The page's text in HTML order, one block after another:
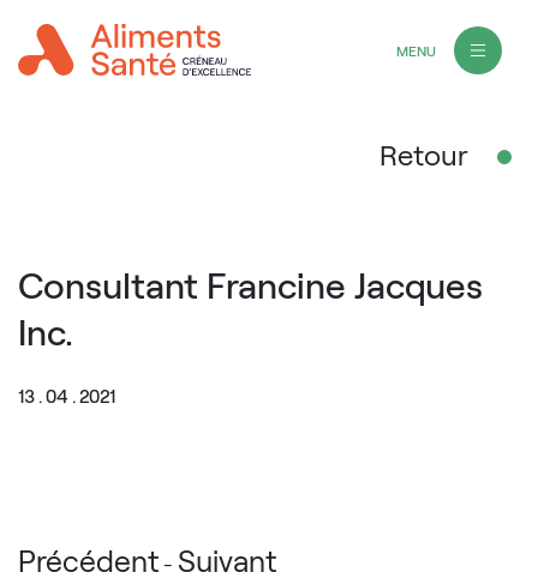
MENU
Retour
Consultant Francine Jacques
Inc.
13 . 04 . 2021
Précédent - Suivant